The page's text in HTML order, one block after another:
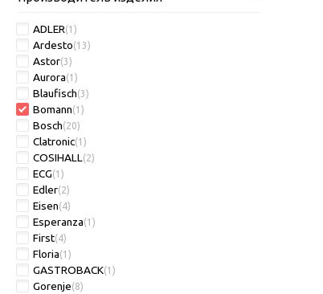
ADLER(1)
Ardesto(13)
Astor(3)
Aurora(1)
Blaufisch(3)
Bomann(1)
Bosch(20)
Clatronic(1)
COSIHALL(2)
ECG(1)
Edler(2)
Eisen(4)
Esperanza(1)
First(4)
Floria(1)
GASTROBACK(1)
Gorenje(8)